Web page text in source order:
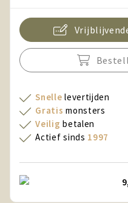
Snelle levertijden
Gratis monsters
Veilig betalen
Actief sinds 1997